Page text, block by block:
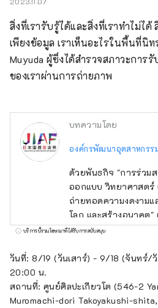
สิ่งที่เรารับรู้ได้และสิ่งที่เราทำไม่ไ
เพียงข้อมูล เราเห็นอะไรในพื้นที่นิ
Muyuda ผู้ซึ่งได้สำรวจสภาวะการ
ของเราผ่านการถ่ายภาพ
บทความโดย
องค์กรพัฒนาอุตสาหกรร
ด้วยพันธกิจ "การร่วม
ออกแบบ วิทยาศาสตร์
ถ่ายทอดความงดงา
โลก และสร้างอนาคต"
ญี่ปุ่นจะจัดขึ้นในช่วงเ
เข้าร่วม 158 แห่ง และ
Expo และในเกียวโต
ประเทศ เพื่อส่งเสริมก
บริการนี้รวมโฆษณาที่ได้รับการสนับสนุน
วันที่: 8/19 (วันเสาร์) - 9/18 (จันทร์/
20:00 น.
สถานที่: ศูนย์ศิลปะเกียวโต (546-2
Muromachi-dori Takoyakushi-shita,